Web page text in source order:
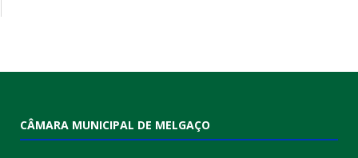
CÂMARA MUNICIPAL DE MELGAÇO